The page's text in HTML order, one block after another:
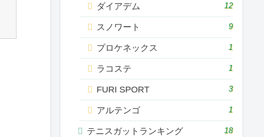
ダイアデム 12
スノワート 9
プロケネックス 1
ラコステ 1
FURI SPORT 3
アルテンゴ 1
テニスガットランキング 18